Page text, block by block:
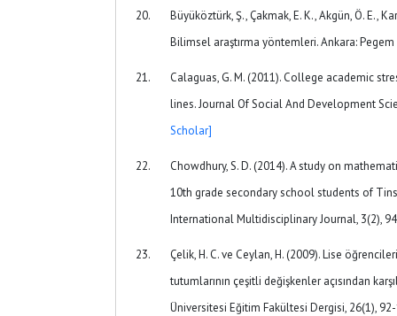
Büyüköztürk, Ş., Çakmak, E. K., Akgün, Ö. E.,
Bilimsel araştırma yöntemleri. Ankara:
Calaguas, G. M. (2011). College academic
lines. Journal Of Social And Development
Scholar]
Chowdhury, S. D. (2014). A study on
10th grade secondary school students of
International Multidisciplinary Journal, 3(2),
Çelik, H. C. ve Ceylan, H. (2009). Lise
tutumlarının çeşitli değişkenler açısından
Üniversitesi Eğitim Fakültesi Dergisi, 26(1),